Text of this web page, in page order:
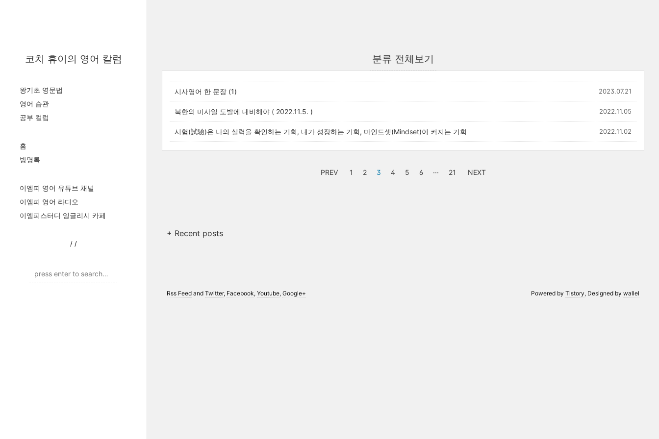
코치 휴이의 영어 칼럼
왕기초 영문법
영어 습관
공부 컬럼
홈
방명록
이엠피 영어 유튜브 채널
이엠피 영어 라디오
이엠피스터디 잉글리시 카페
/ /
분류 전체보기
시사영어 한 문장 (1) 2023.07.21
북한의 미사일 도발에 대비해야 ( 2022.11.5. ) 2022.11.05
시험(試驗)은 나의 실력을 확인하는 기회, 내가 성장하는 기회, 마인드셋(Mindset)이 커지는 기회 2022.11.02
PREV 1 2 3 4 5 6 ··· 21 NEXT
+ Recent posts
Powered byTistory, Designed bywallel
Rss Feedand Twitter, Facebook, Youtube, Google+